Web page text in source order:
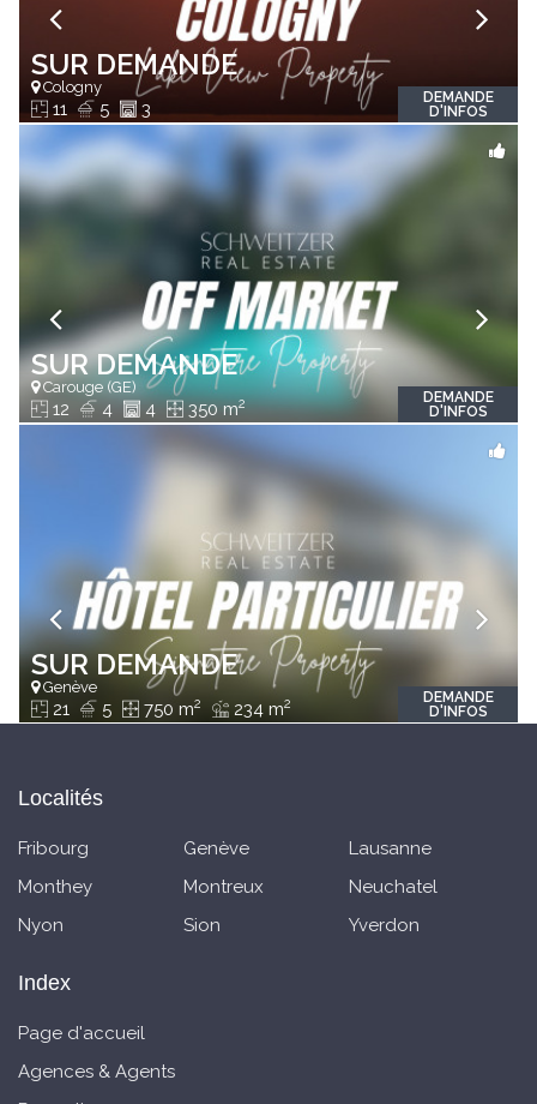
SUR DEMANDE
Cologny
11 5 3
DEMANDE
D'INFOS
SUR DEMANDE
Carouge (GE)
12 4 4 350 m2
DEMANDE
D'INFOS
SUR DEMANDE
Genève
21 5 750 m2 234 m2
DEMANDE
D'INFOS
Localités
Fribourg Genève
Lausanne
Monthey
Montreux
Neuchatel
Nyon
Sion Yverdon
Index
Page d'accueil
Agences & Agents